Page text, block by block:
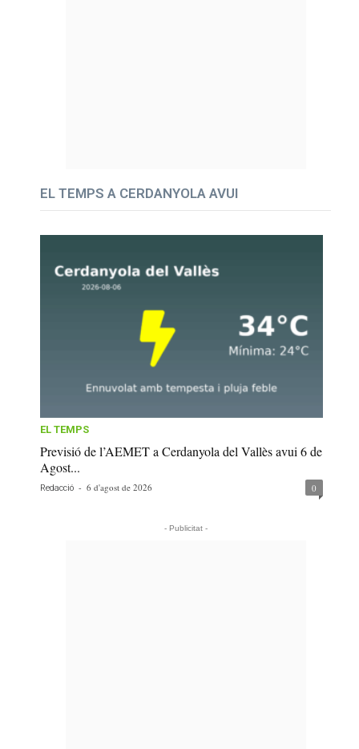
EL TEMPS A CERDANYOLA AVUI
EL TEMPS
Previsió de l’AEMET a Cerdanyola del Vallès avui 6 de
Agost...
Redacció - 6 d'agost de 2026 0
- Publicitat -